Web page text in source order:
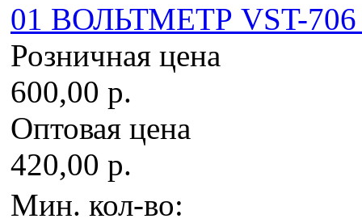
01 ВОЛЬТМЕТР VST-706
Розничная цена
600,00 р.
Оптовая цена
420,00 р.
Мин. кол-во: